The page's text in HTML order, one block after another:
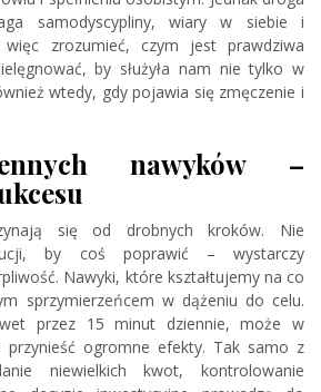
samodyscypliny, wiary w siebie i
więc zrozumieć, czym jest prawdziwa
by służyła nam nie tylko w
wtedy, gdy pojawia się zmęczenie i
nawyków –
się od drobnych kroków. Nie
by coś poprawić – wystarczy
Nawyki, które kształtujemy na co
sprzymierzeńcem w dążeniu do celu.
przez 15 minut dziennie, może w
przynieść ogromne efekty. Tak samo z
niewielkich kwot, kontrolowanie